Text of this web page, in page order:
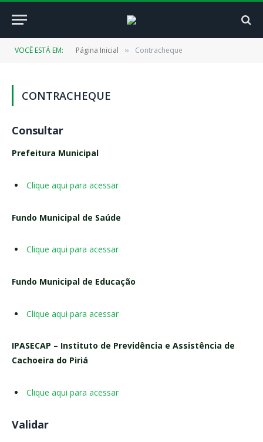
VOCÊ ESTÁ EM: Página Inicial » Contracheque
CONTRACHEQUE
Consultar
Prefeitura Municipal
Clique aqui para acessar
Fundo Municipal de Saúde
Clique aqui para acessar
Fundo Municipal de Educação
Clique aqui para acessar
IPASECAP – Instituto de Previdência e Assistência de
Cachoeira do Piriá
Clique aqui para acessar
Validar